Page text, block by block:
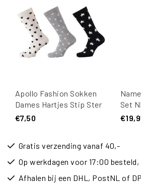
Apollo Fashion Sokken
Dames Hartjes Stip Ster
Print Grijs
€7,50
Set
Gratis verzending vanaf 40,-
Op werkdagen voor 17:00
Afhalen bij een DHL, PostNL of